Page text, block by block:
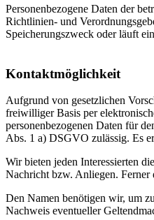
Personenbezogene Daten der
Richtlinien- und
Speicherungszweck oder läuft
Kontaktmöglichkeit
Aufgrund von gesetzlichen
freiwilliger Basis per
personenbezogenen Daten für
Abs. 1 a) DSGVO zulässig. Es
Wir bieten jeden Interessierten
Nachricht bzw. Anliegen. Ferner
Den Namen benötigen wir, um
Nachweis eventueller